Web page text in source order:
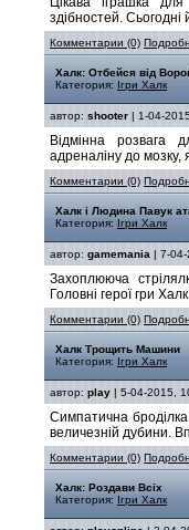
здібностей.
Комментарии (0)
Халк: Отбейся від
Категория: Ігри Халк
автор: shooter | 1-04-
Відмінна розвага
адреналіну до мозку,
Комментарии (0)
Халк і Людина Павук
Категория: Ігри Халк
автор: gamemania | 7-
Захоплююча
Головні герої гри
Комментарии (0)
Халк Трощить Машини
Категория: Ігри Халк
автор: play | 5-04-2015,
Симпатична броділка
величезній дубини.
Комментарии (0)
Халк: Роздави Всіх
Категория: Ігри Халк